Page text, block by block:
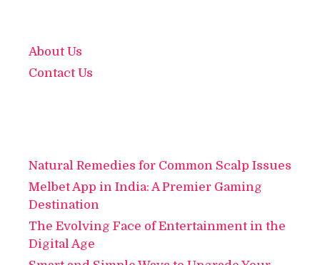
About Us
Contact Us
Natural Remedies for Common Scalp Issues
Melbet App in India: A Premier Gaming
Destination
The Evolving Face of Entertainment in the
Digital Age